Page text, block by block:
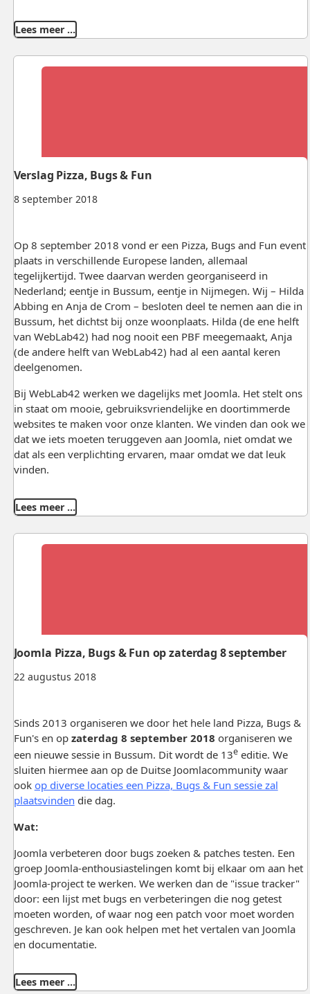
Lees meer …
8 september 2018
Verslag Pizza, Bugs & Fun
Op 8 september 2018 vond er een Pizza, Bugs and Fun event
plaats in verschillende Europese landen, allemaal
tegelijkertijd. Twee daarvan werden georganiseerd in
Nederland; eentje in Bussum, eentje in Nijmegen. Wij – Hilda
Abbing en Anja de Crom – besloten deel te nemen aan die in
Bussum, het dichtst bij onze woonplaats. Hilda (de ene helft
van WebLab42) had nog nooit een PBF meegemaakt, Anja
(de andere helft van WebLab42) had al een aantal keren
deelgenomen.
Bij WebLab42 werken we dagelijks met Joomla. Het stelt ons
in staat om mooie, gebruiksvriendelijke en doortimmerde
websites te maken voor onze klanten. We vinden dan ook we
dat we iets moeten teruggeven aan Joomla, niet omdat we
dat als een verplichting ervaren, maar omdat we dat leuk
vinden.
Lees meer …
22 augustus 2018
Joomla Pizza, Bugs & Fun op zaterdag 8 september
Sinds 2013 organiseren we door het hele land Pizza, Bugs &
Fun's en op zaterdag 8 september 2018 organiseren we
een nieuwe sessie in Bussum. Dit wordt de 13eeditie. We
sluiten hiermee aan op de Duitse Joomlacommunity waar
ook op diverse locaties een Pizza, Bugs & Fun sessie zal
plaatsvinden die dag.
Wat:
Joomla verbeteren door bugs zoeken & patches testen. Een
groep Joomla-enthousiastelingen komt bij elkaar om aan het
Joomla-project te werken. We werken dan de "issue tracker"
door: een lijst met bugs en verbeteringen die nog getest
moeten worden, of waar nog een patch voor moet worden
geschreven. Je kan ook helpen met het vertalen van Joomla
en documentatie.
Lees meer …